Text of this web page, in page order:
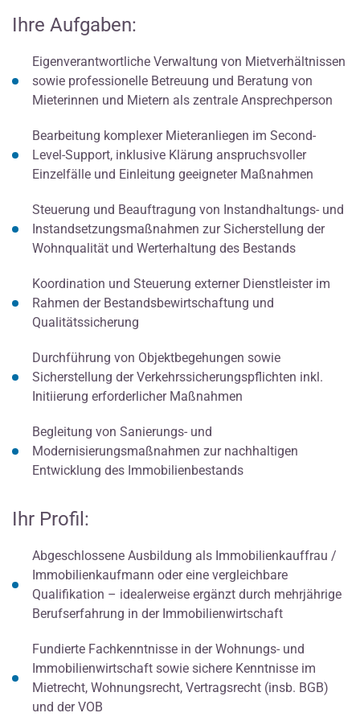
Ihre Aufgaben:
Eigenverantwortliche Verwaltung von Mietverhältnissen
sowie professionelle Betreuung und Beratung von
Mieterinnen und Mietern als zentrale Ansprechperson
Bearbeitung komplexer Mieteranliegen im Second-
Level-Support, inklusive Klärung anspruchsvoller
Einzelfälle und Einleitung geeigneter Maßnahmen
Steuerung und Beauftragung von Instandhaltungs- und
Instandsetzungsmaßnahmen zur Sicherstellung der
Wohnqualität und Werterhaltung des Bestands
Koordination und Steuerung externer Dienstleister im
Rahmen der Bestandsbewirtschaftung und
Qualitätssicherung
Durchführung von Objektbegehungen sowie
Sicherstellung der Verkehrssicherungspflichten inkl.
Initiierung erforderlicher Maßnahmen
Begleitung von Sanierungs- und
Modernisierungsmaßnahmen zur nachhaltigen
Entwicklung des Immobilienbestands
Ihr Profil:
Abgeschlossene Ausbildung als Immobilienkauffrau /
Immobilienkaufmann oder eine vergleichbare
Qualifikation – idealerweise ergänzt durch mehrjährige
Berufserfahrung in der Immobilienwirtschaft
Fundierte Fachkenntnisse in der Wohnungs- und
Immobilienwirtschaft sowie sichere Kenntnisse im
Mietrecht, Wohnungsrecht, Vertragsrecht (insb. BGB)
und der VOB